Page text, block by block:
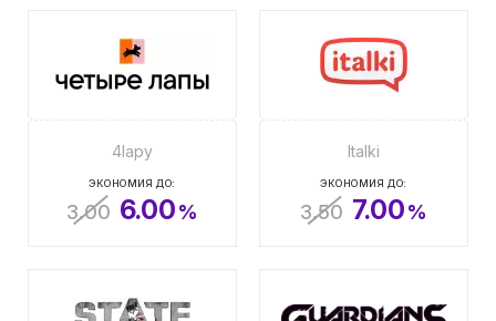
4lapy
ЭКОНОМИЯ ДО:
3.00 6.00%
Italki
ЭКОНОМИЯ ДО:
3.50 7.00%